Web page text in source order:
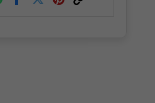
FacebookTwitterPinterest
Link